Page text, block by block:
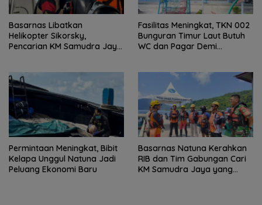
Basarnas Libatkan
Helikopter Sikorsky,
Pencarian KM Samudra Jaya
Fasilitas Meningkat, TKN 002
Bunguran Timur Laut Butuh
WC dan Pagar Demi
Permintaan Meningkat, Bibit
Kelapa Unggul Natuna Jadi
Peluang Ekonomi Baru
Basarnas Natuna Kerahkan
RIB dan Tim Gabungan Cari
KM Samudra Jaya yang